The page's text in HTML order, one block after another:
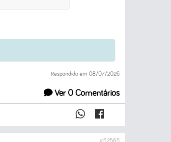
Respondido em 08/07/2026
Ver 0 Comentários